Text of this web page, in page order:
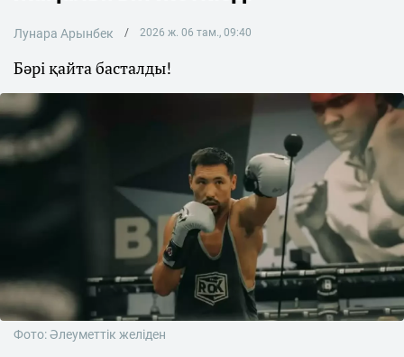
Лунара Арынбек 2026 ж. 06 там., 09:40
Бәрі қайта басталды!
Фото: Әлеуметтік желіден